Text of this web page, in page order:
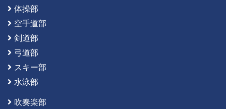
体操部
空手道部
剣道部
弓道部
スキー部
水泳部
吹奏楽部